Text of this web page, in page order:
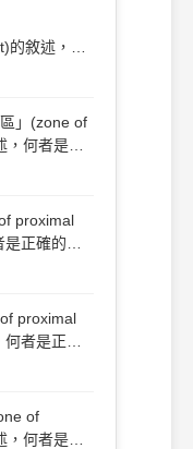
人協助後可
測驗和成
敘述，何
能發展的
平與成人協
經由智力測
何者是正
展的區域
與成人協助
由智力測驗
proximal
正確的？A
他能靠成人
達到水平之
驗來了解可
proximal
者是正確
協助後可能
of
何者是正